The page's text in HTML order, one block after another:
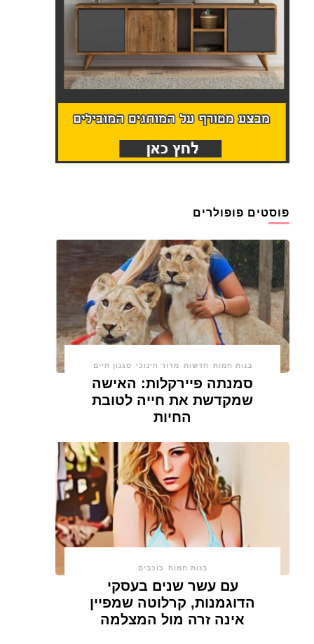
פוסטים פופולרים
בנות חמות חדשות מדור חינוכי סגנון חיים
סמנתה פיירקלות: האישה
שמקדשת את חייה לטובת
החיות
בנות חמות כוכבים
עם עשר שנים בעסקי
הדוגמנות, קרלוטה שמפיין
אינה זרה מול המצלמה